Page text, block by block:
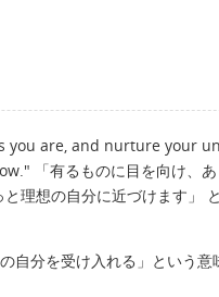
you are, and nurture your
「有るものに目を向け、あ
理想の自分に近づけます」
分を受け入れる」という意